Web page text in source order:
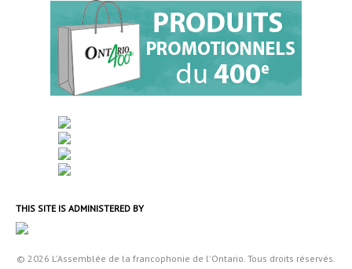
THIS SITE IS ADMINISTERED BY
© 2026 L'Assemblée de la francophonie de l'Ontario. Tous droits réservés.